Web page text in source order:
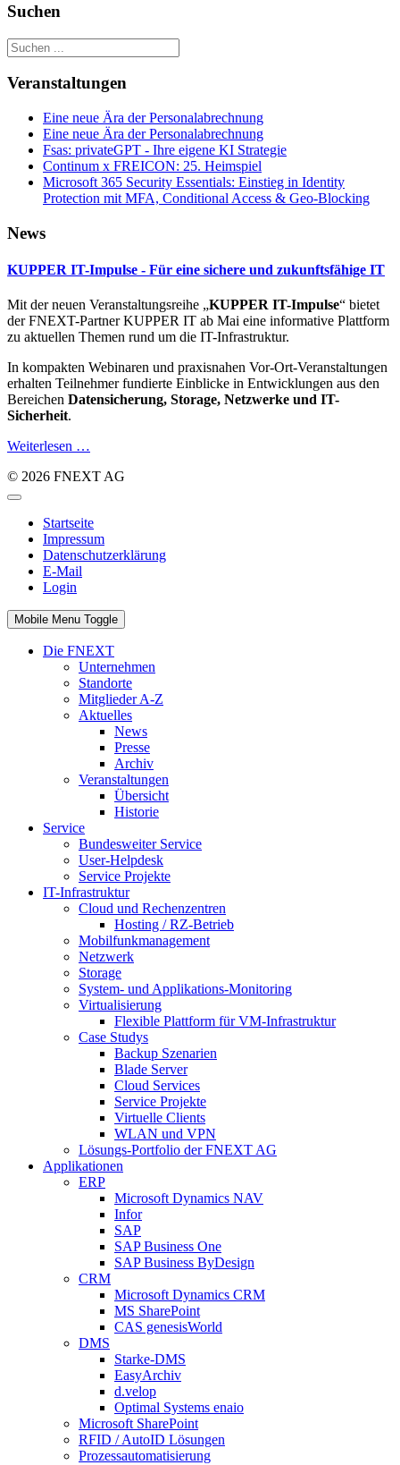
Suchen
Veranstaltungen
Eine neue Ära der Personalabrechnung
Eine neue Ära der Personalabrechnung
Fsas: privateGPT - Ihre eigene KI Strategie
Continum x FREICON: 25. Heimspiel
Microsoft 365 Security Essentials: Einstieg in Identity
Protection mit MFA, Conditional Access & Geo‑Blocking
News
KUPPER IT-Impulse - Für eine sichere und zukunftsfähige IT
Mit der neuen Veranstaltungsreihe „KUPPER IT-Impulse“ bietet
der FNEXT-Partner KUPPER IT ab Mai eine informative Plattform
zu aktuellen Themen rund um die IT-Infrastruktur.
In kompakten Webinaren und praxisnahen Vor-Ort-Veranstaltungen
erhalten Teilnehmer fundierte Einblicke in Entwicklungen aus den
Bereichen Datensicherung, Storage, Netzwerke und IT-
Sicherheit.
Weiterlesen …
© 2026 FNEXT AG
Startseite
Impressum
Datenschutzerklärung
E-Mail
Login
Mobile Menu Toggle
Die FNEXT
Unternehmen
Standorte
Mitglieder A-Z
Aktuelles
News
Presse
Archiv
Veranstaltungen
Übersicht
Historie
Service
Bundesweiter Service
User-Helpdesk
Service Projekte
IT-Infrastruktur
Cloud und Rechenzentren
Hosting / RZ-Betrieb
Mobilfunkmanagement
Netzwerk
Storage
System- und Applikations-Monitoring
Virtualisierung
Flexible Plattform für VM-Infrastruktur
Case Studys
Backup Szenarien
Blade Server
Cloud Services
Service Projekte
Virtuelle Clients
WLAN und VPN
Lösungs-Portfolio der FNEXT AG
Applikationen
ERP
Microsoft Dynamics NAV
Infor
SAP
SAP Business One
SAP Business ByDesign
CRM
Microsoft Dynamics CRM
MS SharePoint
CAS genesisWorld
DMS
Starke-DMS
EasyArchiv
d.velop
Optimal Systems enaio
Microsoft SharePoint
RFID / AutoID Lösungen
Prozessautomatisierung